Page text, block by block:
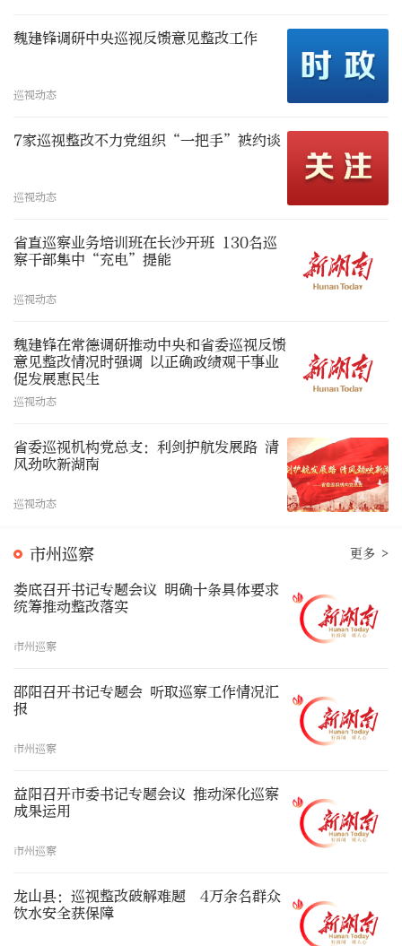
魏建锋调研中央巡视反馈意见整改工作
巡视动态
7家巡视整改不力党组织“一把手”被约谈
巡视动态
省直巡察业务培训班在长沙开班 130名巡
察干部集中“充电”提能
巡视动态
魏建锋在常德调研推动中央和省委巡视反馈
意见整改情况时强调 以正确政绩观干事业
促发展惠民生
巡视动态
省委巡视机构党总支：利剑护航发展路 清
风劲吹新湖南
巡视动态
市州巡察 更多 >
娄底召开书记专题会议 明确十条具体要求
统筹推动整改落实
市州巡察
邵阳召开书记专题会 听取巡察工作情况汇
报
市州巡察
益阳召开市委书记专题会议 推动深化巡察
成果运用
市州巡察
龙山县：巡视整改破解难题 4万余名群众
饮水安全获保障